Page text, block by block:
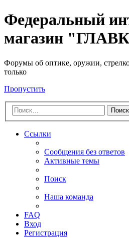
Федеральный
магазин
Форумы об оптике, оружии,
только
Пропустить
Поиск
Ссылки
Сообщения без ответов
Активные темы
Поиск
Наша команда
FAQ
Вход
Регистрация